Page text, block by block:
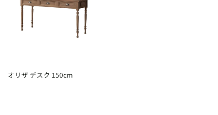
オリザ デスク 150cm